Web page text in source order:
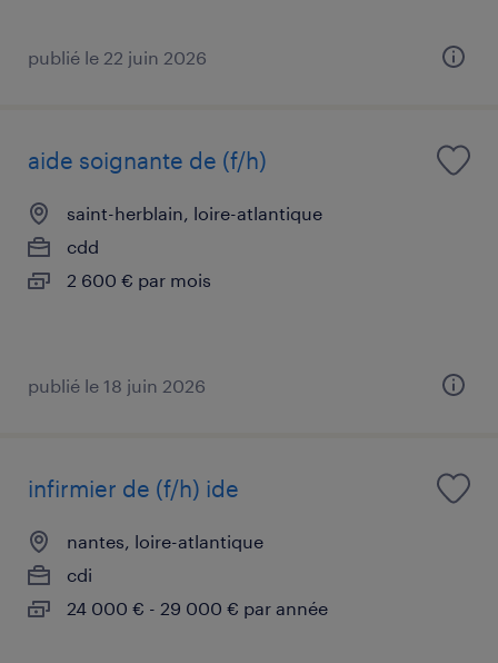
publié le 22 juin 2026
aide soignante de (f/h)
saint-herblain, loire-atlantique
cdd
2 600 € par mois
publié le 18 juin 2026
infirmier de (f/h) ide
nantes, loire-atlantique
cdi
24 000 € - 29 000 € par année